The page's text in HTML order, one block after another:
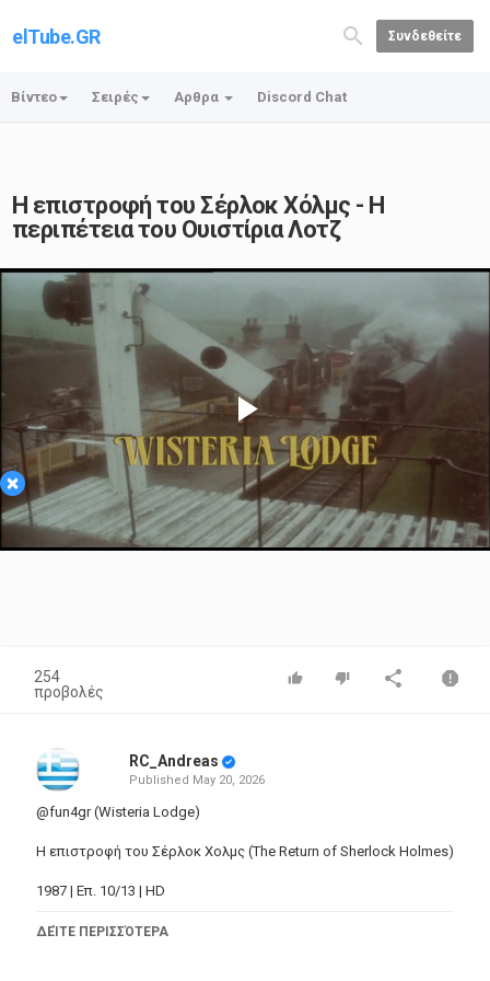
elTube.GR Συνδεθείτε
Βίντεο Σειρές Αρθρα Discord Chat
Η επιστροφή του Σέρλοκ Χόλμς - Η
περιπέτεια του Ουιστίρια Λοτζ
×
Play
Video
254
προβολές
RC_Andreas
Published May 20, 2026
@fun4gr (Wisteria Lodge)
Η επιστροφή του Σέρλοκ Χολμς (The Return of Sherlock Holmes)
1987 | Επ. 10/13 | HD
Έχοντας περάσει τη νύχτα στην έπαυλη του πλούσιου Ισπανού
ΔΕΊΤΕ ΠΕΡΙΣΣΌΤΕΡΑ